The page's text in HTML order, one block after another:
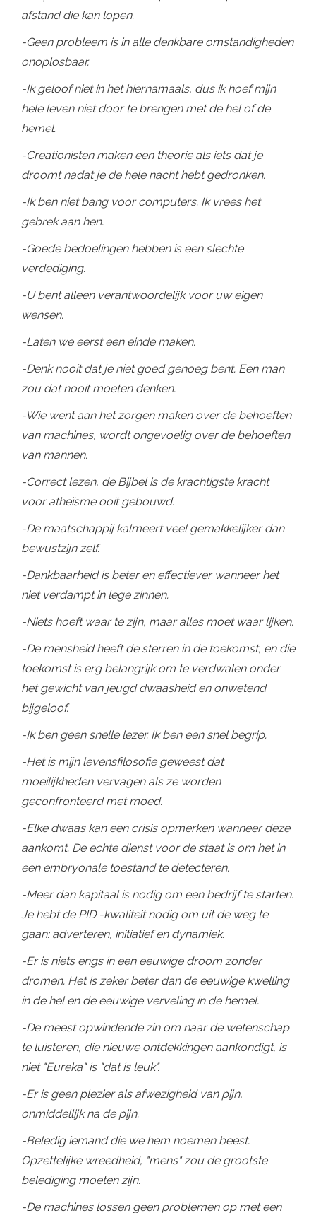
afstand die kan lopen.
-Geen probleem is in alle denkbare omstandigheden
onoplosbaar.
-Ik geloof niet in het hiernamaals, dus ik hoef mijn
hele leven niet door te brengen met de hel of de
hemel.
-Creationisten maken een theorie als iets dat je
droomt nadat je de hele nacht hebt gedronken.
-Ik ben niet bang voor computers. Ik vrees het
gebrek aan hen.
-Goede bedoelingen hebben is een slechte
verdediging.
-U bent alleen verantwoordelijk voor uw eigen
wensen.
-Laten we eerst een einde maken.
-Denk nooit dat je niet goed genoeg bent. Een man
zou dat nooit moeten denken.
-Wie went aan het zorgen maken over de behoeften
van machines, wordt ongevoelig over de behoeften
van mannen.
-Correct lezen, de Bijbel is de krachtigste kracht
voor atheïsme ooit gebouwd.
-De maatschappij kalmeert veel gemakkelijker dan
bewustzijn zelf.
-Dankbaarheid is beter en effectiever wanneer het
niet verdampt in lege zinnen.
-Niets hoeft waar te zijn, maar alles moet waar lijken.
-De mensheid heeft de sterren in de toekomst, en die
toekomst is erg belangrijk om te verdwalen onder
het gewicht van jeugd dwaasheid en onwetend
bijgeloof.
-Ik ben geen snelle lezer. Ik ben een snel begrip.
-Het is mijn levensfilosofie geweest dat
moeilijkheden vervagen als ze worden
geconfronteerd met moed.
-Elke dwaas kan een crisis opmerken wanneer deze
aankomt. De echte dienst voor de staat is om het in
een embryonale toestand te detecteren.
-Meer dan kapitaal is nodig om een ​​bedrijf te starten.
Je hebt de PID -kwaliteit nodig om uit de weg te
gaan: adverteren, initiatief en dynamiek.
-Er is niets engs in een eeuwige droom zonder
dromen. Het is zeker beter dan de eeuwige kwelling
in de hel en de eeuwige verveling in de hemel.
-De meest opwindende zin om naar de wetenschap
te luisteren, die nieuwe ontdekkingen aankondigt, is
niet "Eureka" is "dat is leuk".
-Er is geen plezier als afwezigheid van pijn,
onmiddellijk na de pijn.
-Beledig iemand die we hem noemen beest.
Opzettelijke wreedheid, "mens" zou de grootste
belediging moeten zijn.
-De machines lossen geen problemen op met een